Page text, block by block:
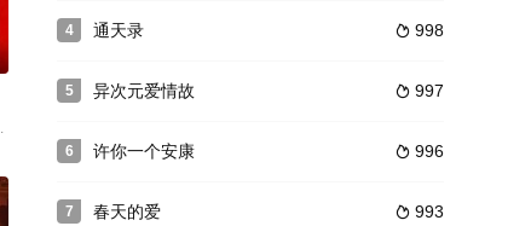
曾想迎接
余父很满意能说会唱的这个毛脚女婿，余父再婚
途中，二皇子以费介、范思辙以及滕家遗孤的安危来威胁范闲，逼他向
南（潘志文 饰）的儿子，对武术十分痴迷。洪亭南表面为朝廷效忠，但
4  998
通天录
5  997
异次元爱情故
6  996
许你一个安康
7  993
春天的爱